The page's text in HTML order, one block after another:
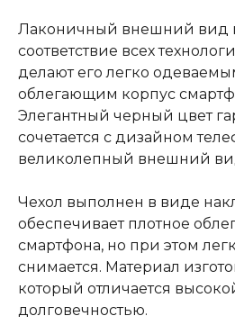
Лаконичный внешний вид
соответствие всех
делают его легко
облегающим корпус
Элегантный черный цвет
сочетается с дизайном
великолепный внешний
Чехол выполнен в виде
обеспечивает плотное
смартфона, но при этом
снимается. Материал
который отличается
долговечностью.